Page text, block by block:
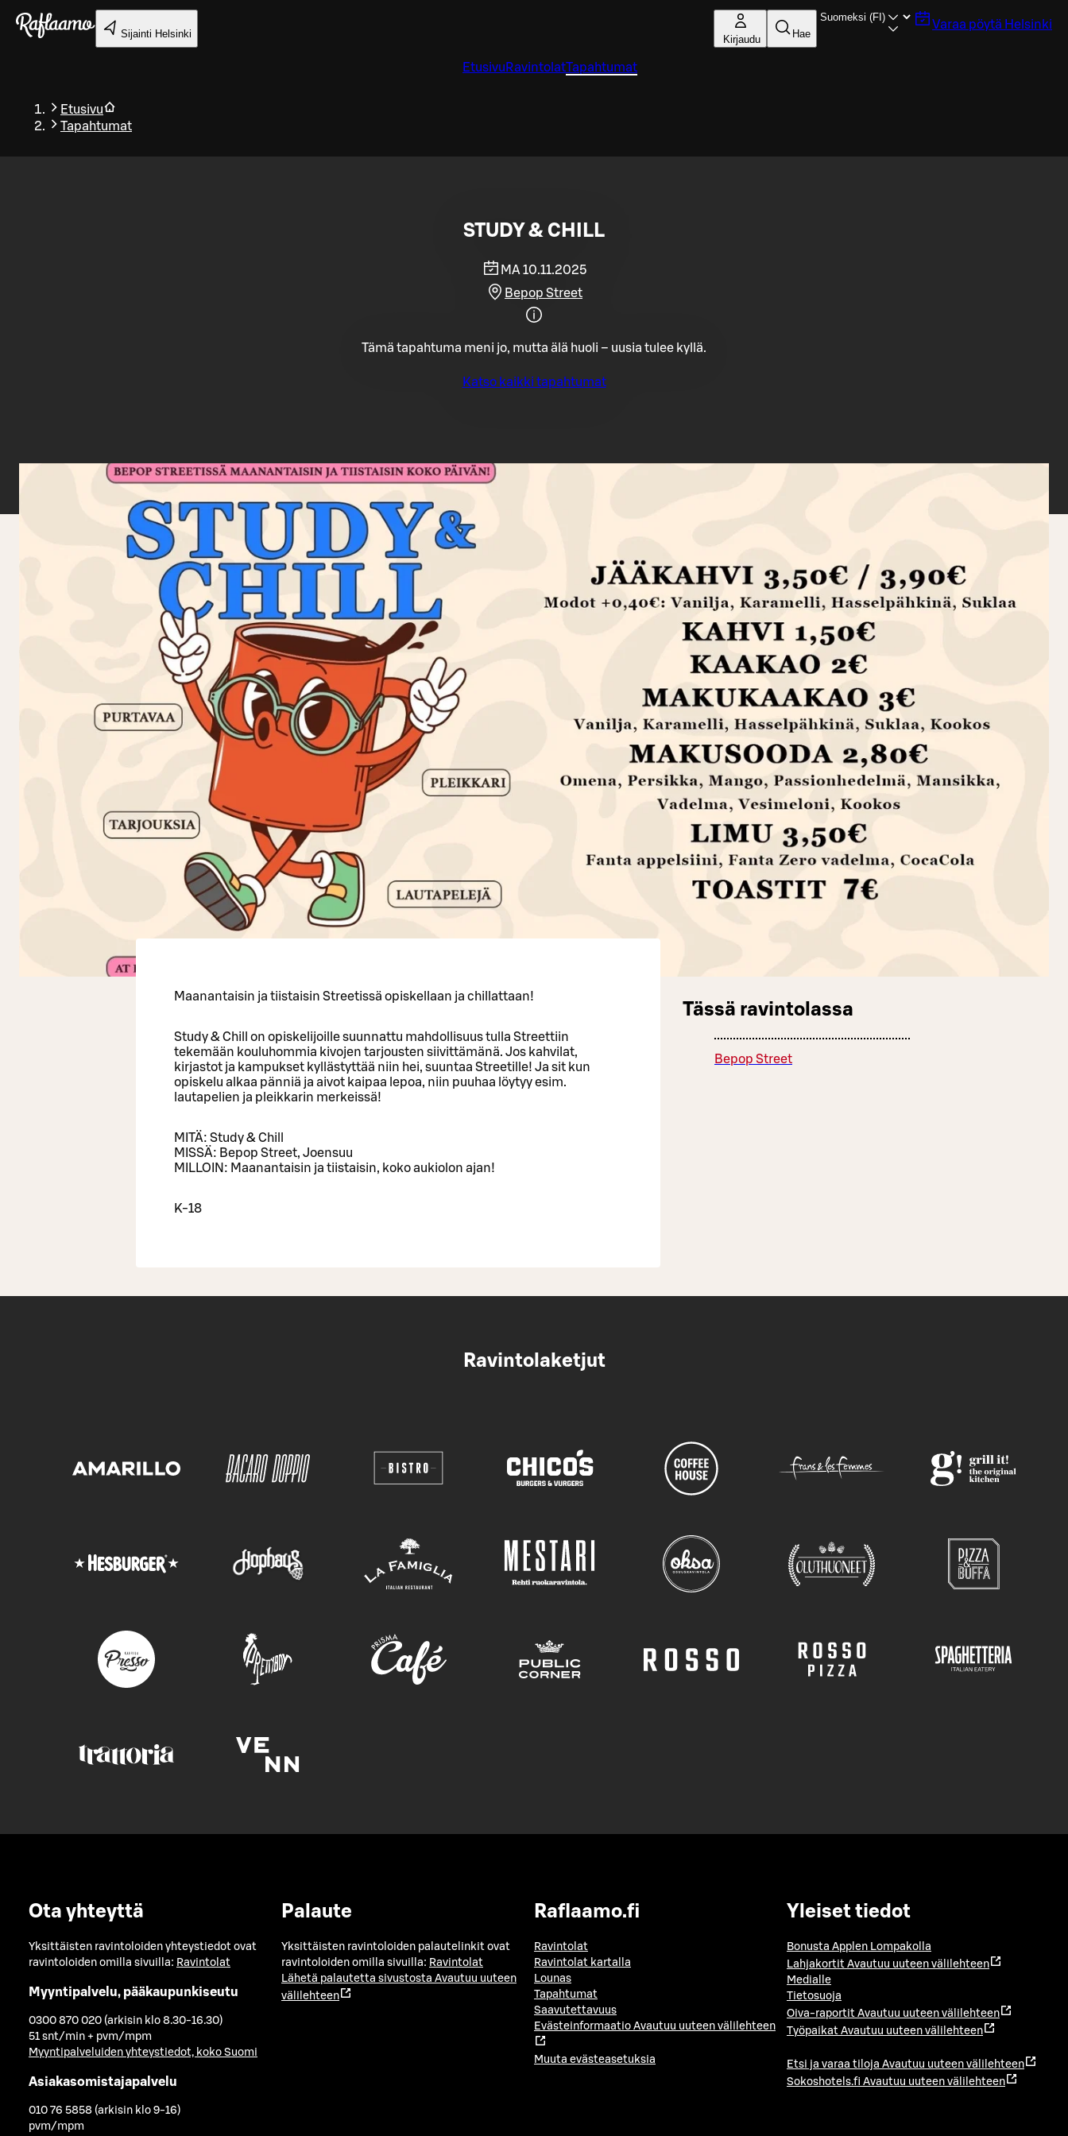
Siirry pääsisältöön
Sijainti Helsinki Kirjaudu Hae
Varaa pöytä Helsinki
Etusivu RavintolatTapahtumat
Etusivu
Tapahtumat
Takaisin
STUDY & CHILL
MA 10.11.2025
Bepop Street
Tämä tapahtuma meni jo, mutta älä huoli – uusia tulee kyllä.
Katso kaikki tapahtumat
Maanantaisin ja tiistaisin Streetissä opiskellaan ja chillattaan!
Study & Chill on opiskelijoille suunnattu mahdollisuus tulla Streettiin
tekemään kouluhommia kivojen tarjousten siivittämänä. Jos kahvilat,
kirjastot ja kampukset kyllästyttää niin hei, suuntaa Streetille! Ja sit kun
opiskelu alkaa pänniä ja aivot kaipaa lepoa, niin puuhaa löytyy esim.
lautapelien ja pleikkarin merkeissä!
MITÄ: Study & Chill
MISSÄ: Bepop Street, Joensuu
MILLOIN: Maanantaisin ja tiistaisin, koko aukiolon ajan!
K-18
Tässä ravintolassa
Bepop Street
Ravintolaketjut
Ota yhteyttä
Yksittäisten ravintoloiden yhteystiedot ovat
ravintoloiden omilla sivuilla: Ravintolat
Myyntipalvelu, pääkaupunkiseutu
0300 870 020 (arkisin klo 8.30-16.30)
51 snt/min + pvm/mpm
Myyntipalveluiden yhteystiedot, koko Suomi
Asiakasomistajapalvelu
010 76 5858 (arkisin klo 9-16)
pvm/mpm
Palaute
Yksittäisten ravintoloiden palautelinkit ovat
ravintoloiden omilla sivuilla: Ravintolat
Lähetä palautetta sivustosta Avautuu uuteen
välilehteen
Raflaamo.fi
Ravintolat
Ravintolat kartalla
Lounas
Tapahtumat
Saavutettavuus
Evästeinformaatio Avautuu uuteen välilehteen
Muuta evästeasetuksia
Yleiset tiedot
Bonusta Applen Lompakolla
Lahjakortit Avautuu uuteen välilehteen
Medialle
Tietosuoja
Oiva-raportit Avautuu uuteen välilehteen
Työpaikat Avautuu uuteen välilehteen
Etsi ja varaa tiloja Avautuu uuteen välilehteen
Sokoshotels.fi Avautuu uuteen välilehteen